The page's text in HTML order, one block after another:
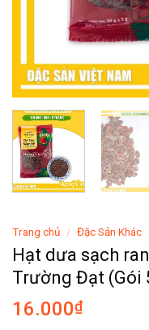
Trang chủ / Đặc Sản Khác
Hạt dưa sạch
Trường Đạt (Gói
16.000₫